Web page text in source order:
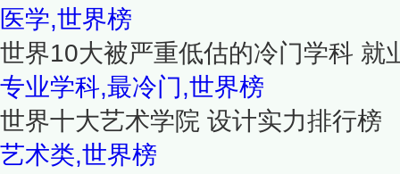
医学,世界榜
世界10大被严重低估的冷门学科 就
专业学科,最冷门,世界榜
世界十大艺术学院 设计实力排行榜
艺术类,世界榜